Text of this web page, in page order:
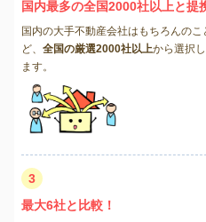
国内最多の全国2000社以上と提
国内の大手不動産会社はもちろんの
ど、 全国の厳選2000社以上から選択
ます。
3
最大6社と比較！